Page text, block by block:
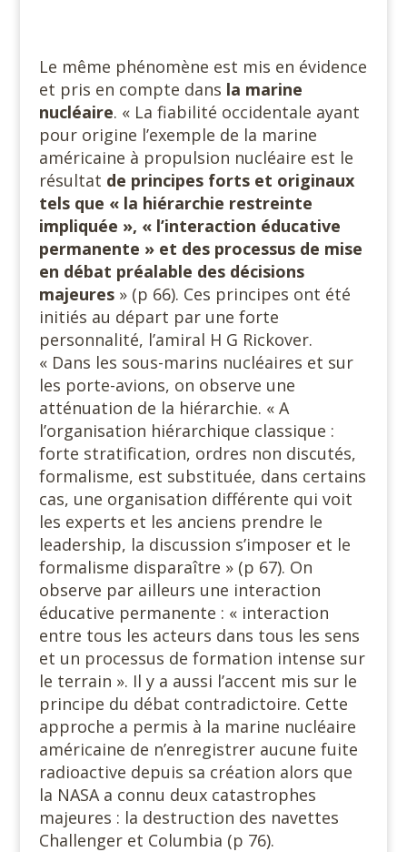
Le même phénomène est mis en évidence
et pris en compte dans la marine
nucléaire. « La fiabilité occidentale ayant
pour origine l’exemple de la marine
américaine à propulsion nucléaire est le
résultat de principes forts et originaux
tels que « la hiérarchie restreinte
impliquée », « l’interaction éducative
permanente » et des processus de mise
en débat préalable des décisions
majeures » (p 66). Ces principes ont été
initiés au départ par une forte
personnalité, l’amiral H G Rickover.
« Dans les sous-marins nucléaires et sur
les porte-avions, on observe une
atténuation de la hiérarchie. « A
l’organisation hiérarchique classique :
forte stratification, ordres non discutés,
formalisme, est substituée, dans certains
cas, une organisation différente qui voit
les experts et les anciens prendre le
leadership, la discussion s’imposer et le
formalisme disparaître » (p 67). On
observe par ailleurs une interaction
éducative permanente : « interaction
entre tous les acteurs dans tous les sens
et un processus de formation intense sur
le terrain ». Il y a aussi l’accent mis sur le
principe du débat contradictoire. Cette
approche a permis à la marine nucléaire
américaine de n’enregistrer aucune fuite
radioactive depuis sa création alors que
la NASA a connu deux catastrophes
majeures : la destruction des navettes
Challenger et Columbia (p 76).